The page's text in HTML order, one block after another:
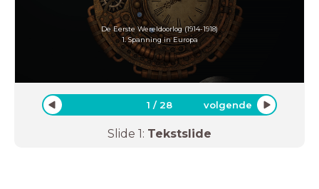
De Eerste Wereldoorlog (1914-1918)
1. Spanning in Europa
1 /28 volgende
Slide 1: Tekstslide